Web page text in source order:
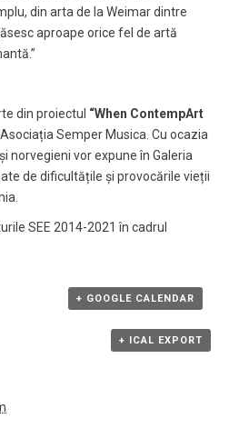
din arta de la Weimar dintre
aproape orice fel de artă
din proiectul “When ContempArt
Semper Musica. Cu ocazia
norvegieni vor expune în Galeria
de dificultățile și provocările vieții
SEE 2014-2021 în cadrul
+ GOOGLE CALENDAR
+ ICAL EXPORT